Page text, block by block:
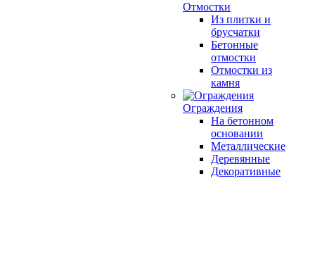
Отмостки
Из плитки и
брусчатки
Бетонные
отмостки
Отмостки из
камня
Ограждения
На бетонном
основании
Металлические
Деревянные
Декоративные